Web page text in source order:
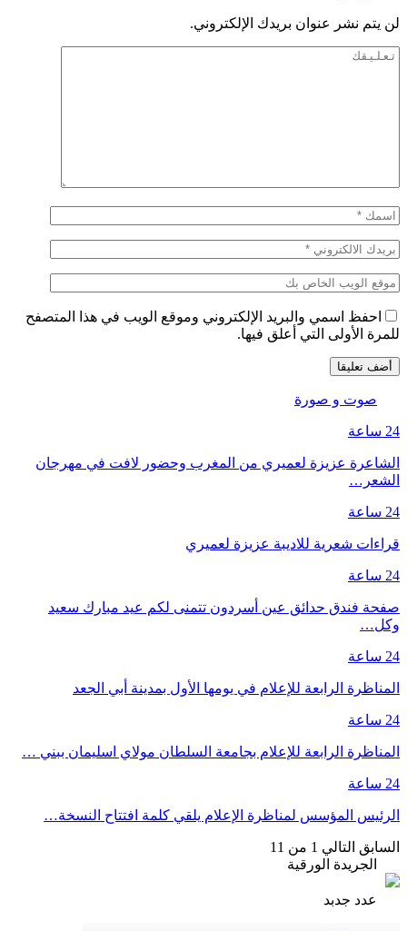
لن يتم نشر عنوان بريدك الإلكتروني.
احفظ اسمي والبريد الإلكتروني وموقع الويب في هذا المتصفح
للمرة الأولى التي أعلق فيها.
صوت و صورة
24 ساعة
الشاعرة عزيزة لعميري من المغرب وحضور لافت في مهرجان
الشعر…
24 ساعة
قراءات شعرية للاديبة عزيزة لعميري
24 ساعة
صفحة فندق حدائق عين أسردون تتمنى لكم عيد مبارك سعيد
وكل…
24 ساعة
المناظرة الرابعة للإعلام في يومها الأول بمدينة أبي الجعد
24 ساعة
المناظرة الرابعة للإعلام بجامعة السلطان مولاي اسليمان ببني …
24 ساعة
الرئيس المؤسس لمناظرة الإعلام يلقي كلمة افتتاح النسخة…
السابق التالي 1 من 11
الجريدة الورقية
عدد جدبد